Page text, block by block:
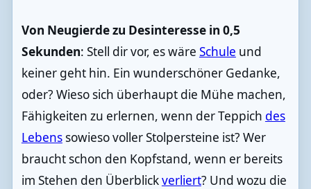
Von Neugierde zu Desinteresse in 0,5
Sekunden: Stell dir vor, es wäre Schule und
keiner geht hin. Ein wunderschöner Gedanke,
oder? Wieso sich überhaupt die Mühe machen,
Fähigkeiten zu erlernen, wenn der Teppich des
Lebenssowieso voller Stolpersteine ist? Wer
braucht schon den Kopfstand, wenn er bereits
im Stehen den Überblickverliert? Und wozu die